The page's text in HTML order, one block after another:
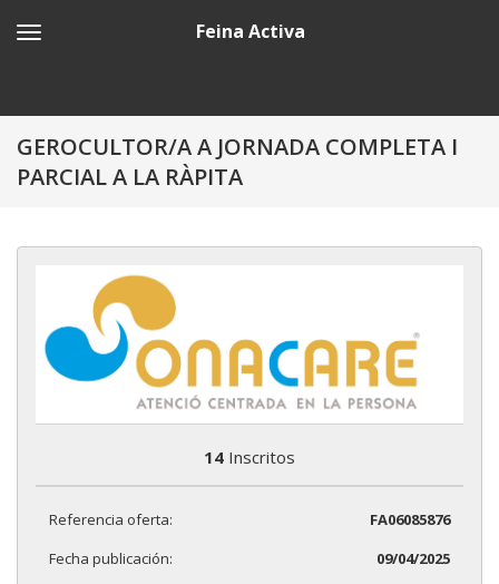
Feina Activa
GEROCULTOR/A A JORNADA COMPLETA I
PARCIAL A LA RÀPITA
14 Inscritos
Referencia oferta:
FA06085876
Fecha publicación:
09/04/2025